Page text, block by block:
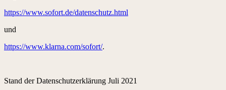
https://www.sofort.de/datenschutz.html
und
https://www.klarna.com/sofort/.
Stand der Datenschutzerklärung Juli 2021